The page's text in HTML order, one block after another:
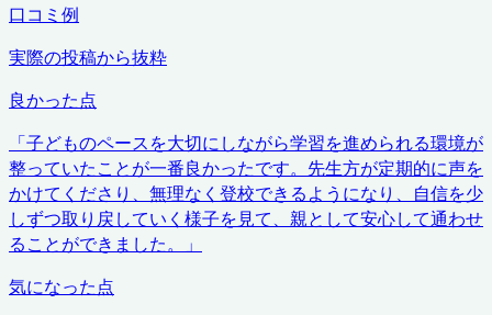
口コミ例
実際の投稿から抜粋
良かった点
「子どものペースを大切にしながら学習を進められる環境が
整っていたことが一番良かったです。先生方が定期的に声を
かけてくださり、無理なく登校できるようになり、自信を少
しずつ取り戻していく様子を見て、親として安心して通わせ
ることができました。
」
気になった点